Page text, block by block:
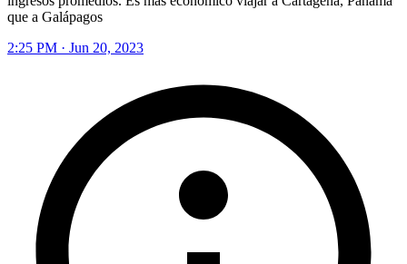
que a Galápagos
2:25 PM · Jun 20, 2023